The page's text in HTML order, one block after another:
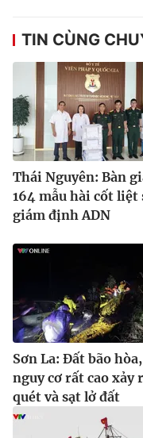
TIN CÙNG
Thái Nguyên: Bàn
164 mẫu hài cốt liệt
giám định ADN
Sơn La: Đất bão hòa,
nguy cơ rất cao xảy
quét và sạt lở đất